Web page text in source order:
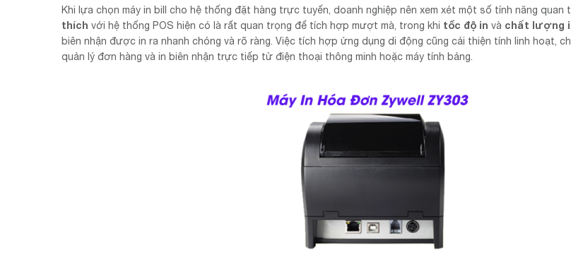
Khi lựa chọn máy in bill cho hệ thống đặt hàng trực tuyến, doanh nghiệp nên xem xét một số tính năng quan
thích với hệ thống POS hiện có là rất quan trọng để tích hợp mượt mà, trong khi tốc độ in và chất lượng
biên nhận được in ra nhanh chóng và rõ ràng. Việc tích hợp ứng dụng di động cũng cải thiện tính linh hoạt,
quản lý đơn hàng và in biên nhận trực tiếp từ điện thoại thông minh hoặc máy tính bảng.